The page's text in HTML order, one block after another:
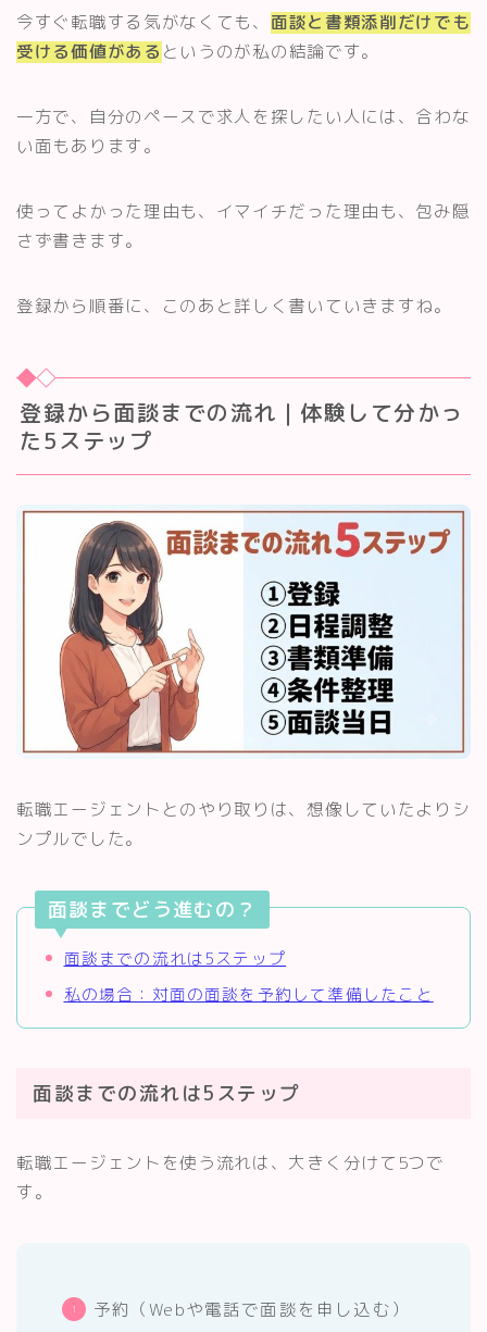
今すぐ転職する気がなくても、 面談と書類添削だけでも
受ける価値がある というのが私の結論です。
一方で、自分のペースで求人を探したい人には、合わな
い面もあります。
使ってよかった理由も、イマイチだった理由も、包み隠
さず書きます。
登録から順番に、このあと詳しく書いていきますね。
登録から面談までの流れ｜体験して分かっ
た5ステップ
転職エージェントとのやり取りは、想像していたよりシ
ンプルでした。
面談までどう進むの？
面談までの流れは5ステップ
私の場合：対面の面談を予約して準備したこと
面談までの流れは5ステップ
転職エージェントを使う流れは、大きく分けて5つで
す。
予約（Webや電話で面談を申し込む）